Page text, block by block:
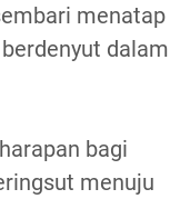
menatap
dalam
bagi
menuju